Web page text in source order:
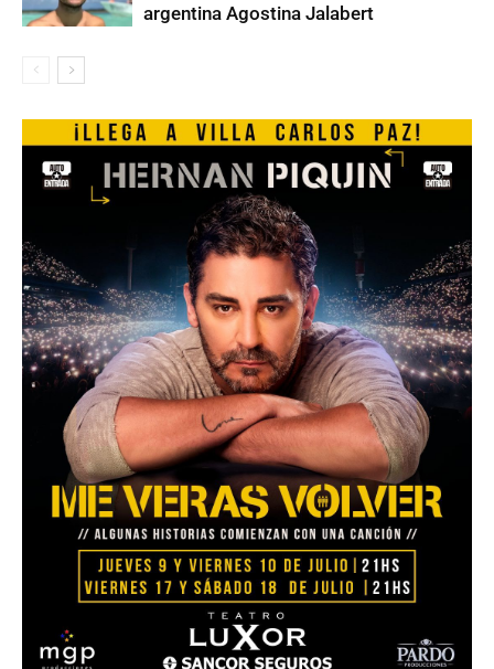
argentina Agostina Jalabert